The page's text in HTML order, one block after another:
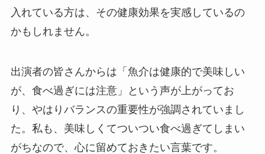
入れている方は、その健康効果を実感しているの
かもしれません。
出演者の皆さんからは「魚介は健康的で美味しい
が、食べ過ぎには注意」という声が上がってお
り、やはりバランスの重要性が強調されていまし
た。私も、美味しくてついつい食べ過ぎてしまい
がちなので、心に留めておきたい言葉です。